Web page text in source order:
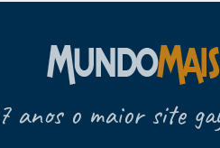
anos o maior site